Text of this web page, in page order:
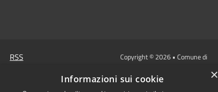
RSS
Copyright © 2026 • Comune di
by Municipium ×
Informazioni sui cookie